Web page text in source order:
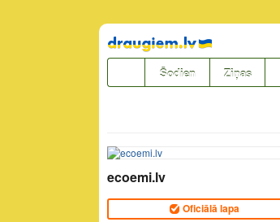
Pāriet
uz
saturu
Šodien Ziņas
ecoemi.lv
Oficiālā lapa